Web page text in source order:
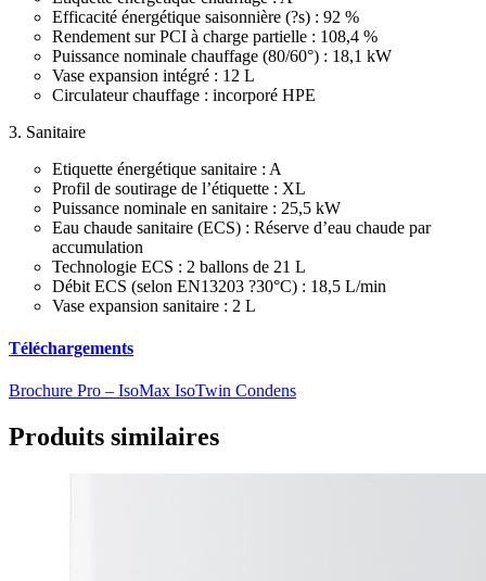
Efficacité énergétique saisonnière (?s) : 92 %
Rendement sur PCI à charge partielle : 108,4 %
Puissance nominale chauffage (80/60°) : 18,1 kW
Vase expansion intégré : 12 L
Circulateur chauffage : incorporé HPE
3. Sanitaire
Etiquette énergétique sanitaire : A
Profil de soutirage de l’étiquette : XL
Puissance nominale en sanitaire : 25,5 kW
Eau chaude sanitaire (ECS) : Réserve d’eau chaude par
accumulation
Technologie ECS : 2 ballons de 21 L
Débit ECS (selon EN13203 ?30°C) : 18,5 L/min
Vase expansion sanitaire : 2 L
Téléchargements
Brochure Pro – IsoMax IsoTwin Condens
Produits similaires